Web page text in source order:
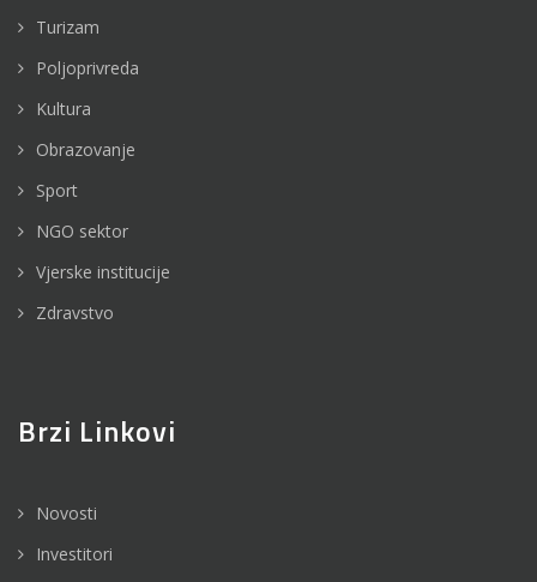
Turizam
Poljoprivreda
Kultura
Obrazovanje
Sport
NGO sektor
Vjerske institucije
Zdravstvo
Brzi Linkovi
Novosti
Investitori